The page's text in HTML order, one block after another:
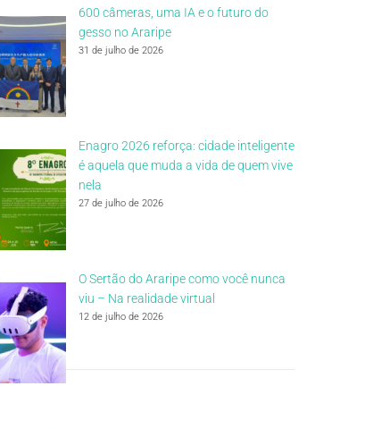
600 câmeras, uma IA e o futuro do
gesso no Araripe
31 de julho de 2026
Enagro 2026 reforça: cidade inteligente
é aquela que muda a vida de quem vive
nela
27 de julho de 2026
O Sertão do Araripe como você nunca
viu – Na realidade virtual
12 de julho de 2026